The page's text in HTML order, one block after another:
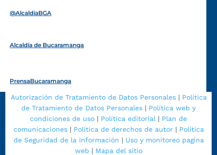
@AlcaldíaBGA
Alcaldía de Bucaramanga
PrensaBucaramanga
Autorización de Tratamiento de Datos Personales| Política
de Tratamiento de Datos Personales | Política web y
condiciones de uso | Política editorial | Plan de
comunicaciones| Política de derechos de autor| Política
de Seguridad de la Información | Uso y monitoreo pagina
web | Mapa del sitio